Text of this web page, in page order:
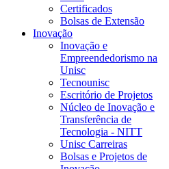
Certificados
Bolsas de Extensão
Inovação
Inovação e
Empreendedorismo na
Unisc
Tecnounisc
Escritório de Projetos
Núcleo de Inovação e
Transferência de
Tecnologia - NITT
Unisc Carreiras
Bolsas e Projetos de